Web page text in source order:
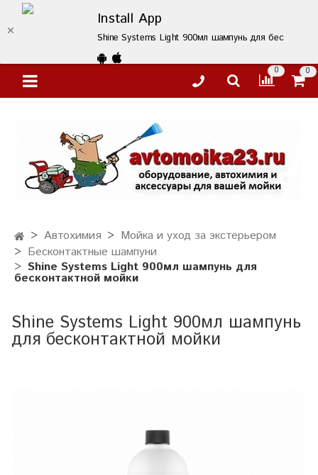
Install App
Shine Systems Light 900мл шампунь для
0 0
Автохимия
Мойка и уход за экстерьером
Бесконтактные шампуни
Shine Systems Light 900мл шампунь для
бесконтактной мойки
Shine Systems Light 900мл шампунь
для бесконтактной мойки